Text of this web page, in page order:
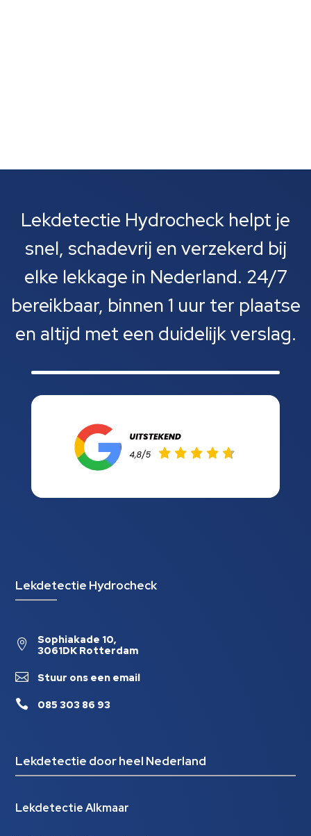
Lekdetectie Hydrocheck helpt je
snel, schadevrij en verzekerd bij
elke lekkage in Nederland. 24/7
bereikbaar, binnen 1 uur ter plaatse
en altijd met een duidelijk verslag.
Lekdetectie Hydrocheck

Sophiakade 10,
3061DK Rotterdam
 Stuur ons een email
 085 303 86 93
Lekdetectie door heel Nederland
Lekdetectie Alkmaar